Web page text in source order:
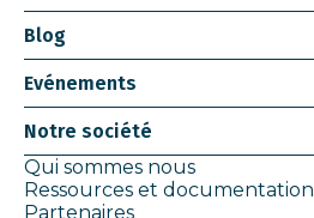
Blog
Evénements
Notre société
Qui sommes nous
Ressources et documentation
Partenaires